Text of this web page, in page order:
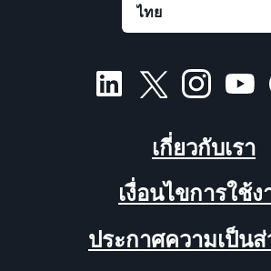
เกี่ยวกับเรา
เงื่อนไขการใช้ง
ประกาศความเป็น